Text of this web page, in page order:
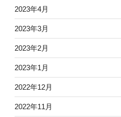
2023年4月
2023年3月
2023年2月
2023年1月
2022年12月
2022年11月